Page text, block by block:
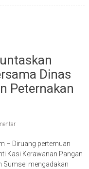
Dinas
Peternakan
– Diruang pertemuan
Kasi Kerawanan Pangan
Sumsel mengadakan